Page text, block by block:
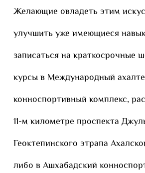
Желающие овладеть этим
улучшить уже имеющиеся
записаться на краткосрочные
курсы в Международный
конноспортивный комплекс,
11-м километре проспекта
Геоктепинского этрапа
либо в Ашхабадский